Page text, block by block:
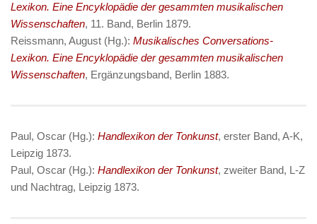
Lexikon. Eine Encyklopädie der gesammten musikalischen
Wissenschaften, 11. Band, Berlin 1879.
Reissmann, August (Hg.): Musikalisches Conversations-
Lexikon. Eine Encyklopädie der gesammten musikalischen
Wissenschaften, Ergänzungsband, Berlin 1883.
Paul, Oscar (Hg.): Handlexikon der Tonkunst, erster Band, A-K,
Leipzig 1873.
Paul, Oscar (Hg.): Handlexikon der Tonkunst, zweiter Band, L-Z
und Nachtrag, Leipzig 1873.